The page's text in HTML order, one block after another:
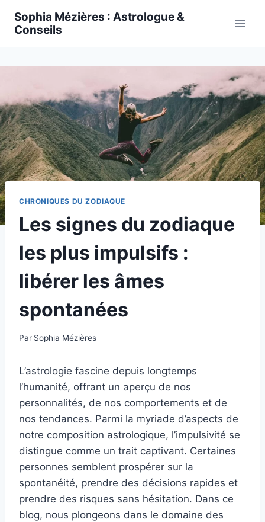
Sophia Mézières : Astrologue &
Conseils
CHRONIQUES DU ZODIAQUE
Les signes du zodiaque
les plus impulsifs :
libérer les âmes
spontanées
Par Sophia Mézières
L’astrologie fascine depuis longtemps
l’humanité, offrant un aperçu de nos
personnalités, de nos comportements et de
nos tendances. Parmi la myriade d’aspects de
notre composition astrologique, l’impulsivité se
distingue comme un trait captivant. Certaines
personnes semblent prospérer sur la
spontanéité, prendre des décisions rapides et
prendre des risques sans hésitation. Dans ce
blog, nous plongeons dans le domaine des